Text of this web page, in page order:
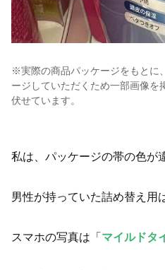
※実際の商品パッケージをもとに
ージしていただくため一部画像を
伏せています。
私は、パッケージの帯の色が
男性が持っていた詰め替え用
スマホの写真は「 マイルドタ